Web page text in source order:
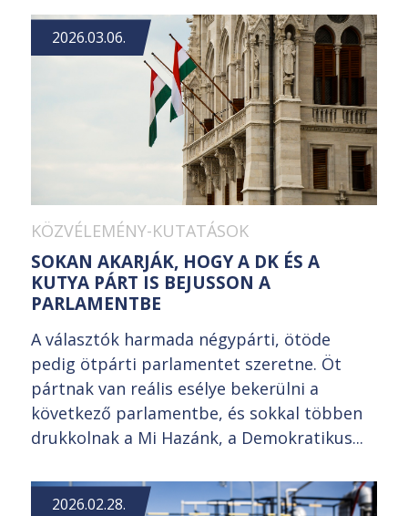
2026.03.06.
KÖZVÉLEMÉNY-KUTATÁSOK
SOKAN AKARJÁK, HOGY A DK ÉS A
KUTYA PÁRT IS BEJUSSON A
PARLAMENTBE
A választók harmada négypárti, ötöde
pedig ötpárti parlamentet szeretne. Öt
pártnak van reális esélye bekerülni a
következő parlamentbe, és sokkal többen
drukkolnak a Mi Hazánk, a Demokratikus...
2026.02.28.